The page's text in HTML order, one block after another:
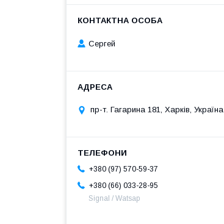
Сергей
пр-т. Гагарина 181, Харків, Україна
+380 (97) 570-59-37
+380 (66) 033-28-95
Signal / Watsap